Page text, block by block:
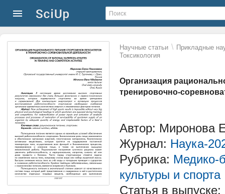
Научные статьи \ Прикладные
Токсикология
Организация
тренировочно-
Автор: Миронова
Журнал: Наука-
Рубрика: Медико-
культуры и спорта
Статья в выпуске: